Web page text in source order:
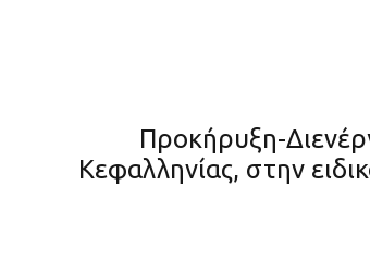
Προκήρυξη-
Κεφαλληνίας, στην